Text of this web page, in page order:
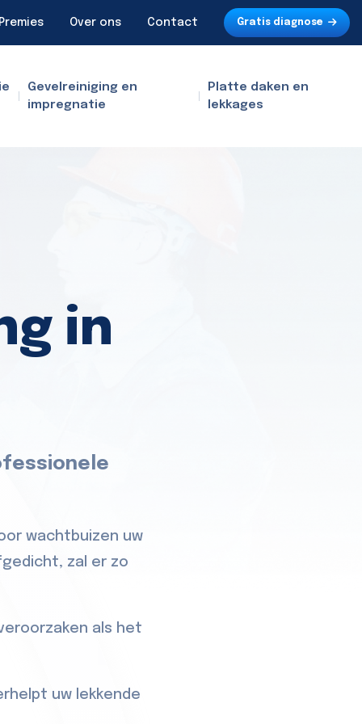
Over ons Contact Gratis diagnose
Gevelreiniging en
impregnatie
Platte daken en
lekkages
in
wachtbuizen uw
zal er zo
als het
uw lekkende